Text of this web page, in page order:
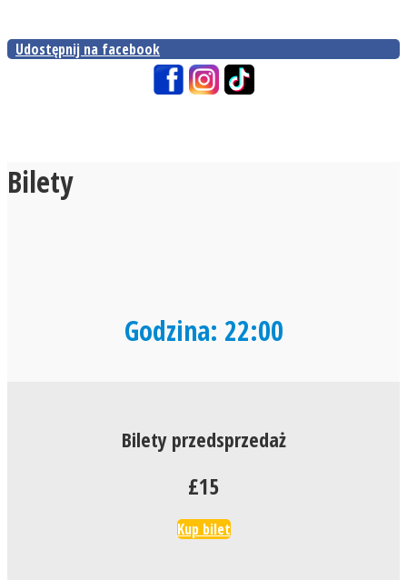
Udostępnij na facebook
Bilety
Godzina: 22:00
Bilety przedsprzedaż
£15
Kup bilet